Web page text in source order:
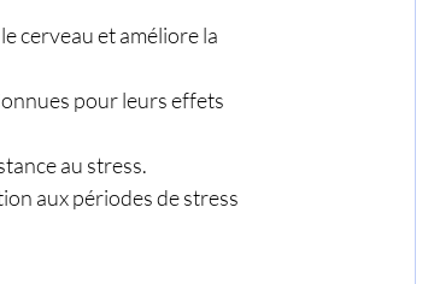
cerveau et améliore la
pour leurs effets
au stress.
aux périodes de stress